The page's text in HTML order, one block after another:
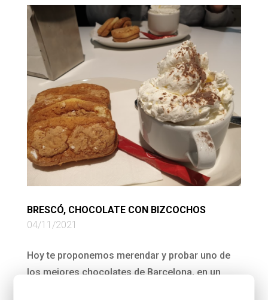
BRESCÓ, CHOCOLATE CON BIZCOCHOS
04/11/2021
Hoy te proponemos merendar y probar uno de
los mejores chocolates de Barcelona, en un